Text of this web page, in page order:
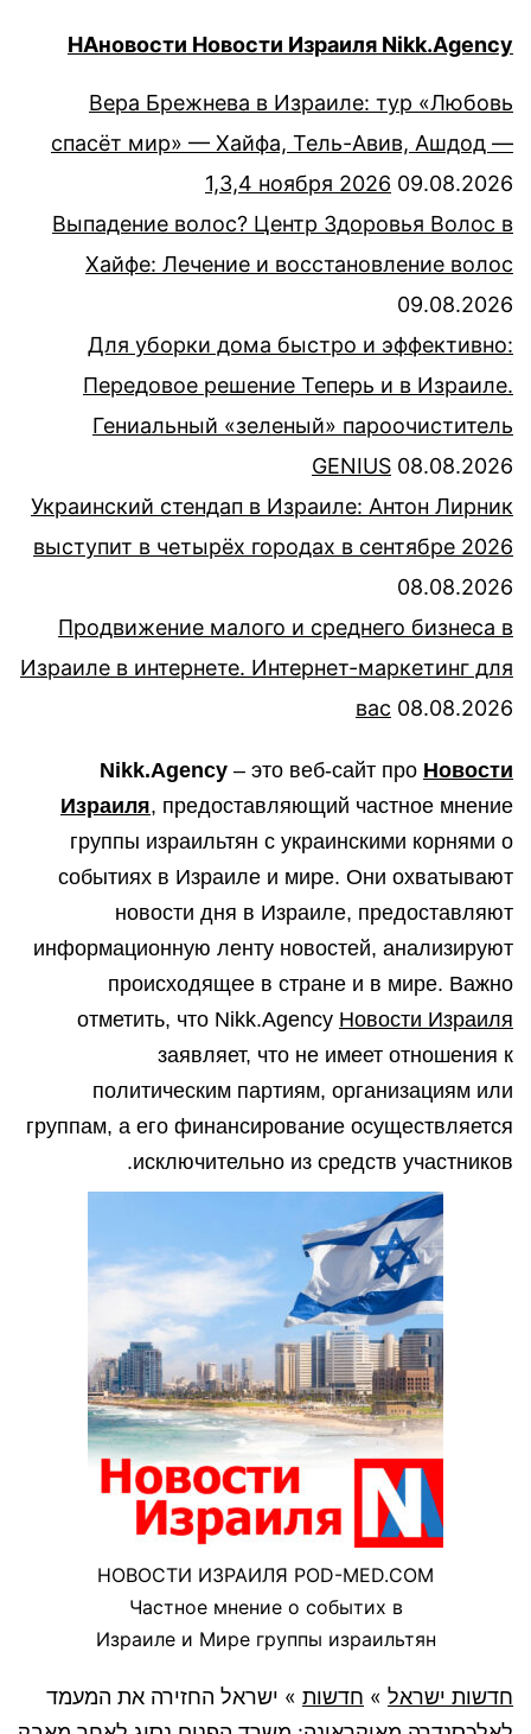
НАновости Новости Израиля Nikk.Agency
Вера Брежнева в Израиле: тур «Любовь
спасёт мир» — Хайфа, Тель-Авив, Ашдод —
1,3,4 ноября 2026 09.08.2026
Выпадение волос? Центр Здоровья Волос в
Хайфе: Лечение и восстановление волос
09.08.2026
Для уборки дома быстро и эффективно:
Передовое решение Теперь и в Израиле.
Гениальный «зеленый» пароочиститель
GENIUS 08.08.2026
Украинский стендап в Израиле: Антон Лирник
выступит в четырёх городах в сентябре 2026
08.08.2026
Продвижение малого и среднего бизнеса в
Израиле в интернете. Интернет-маркетинг для
вас 08.08.2026
Nikk.Agency – это веб-сайт про Новости
Израиля, предоставляющий частное мнение
группы израильтян с украинскими корнями о
событиях в Израиле и мире. Они охватывают
новости дня в Израиле, предоставляют
информационную ленту новостей, анализируют
происходящее в стране и в мире. Важно
отметить, что Nikk.Agency Новости Израиля
заявляет, что не имеет отношения к
политическим партиям, организациям или
группам, а его финансирование осуществляется
исключительно из средств участников.
НОВОСТИ ИЗРАИЛЯ POD-MED.COM
Частное мнение о событих в
Израиле и Мире группы израильтян
חדשות ישראל » חדשות » ישראל החזירה את המעמד